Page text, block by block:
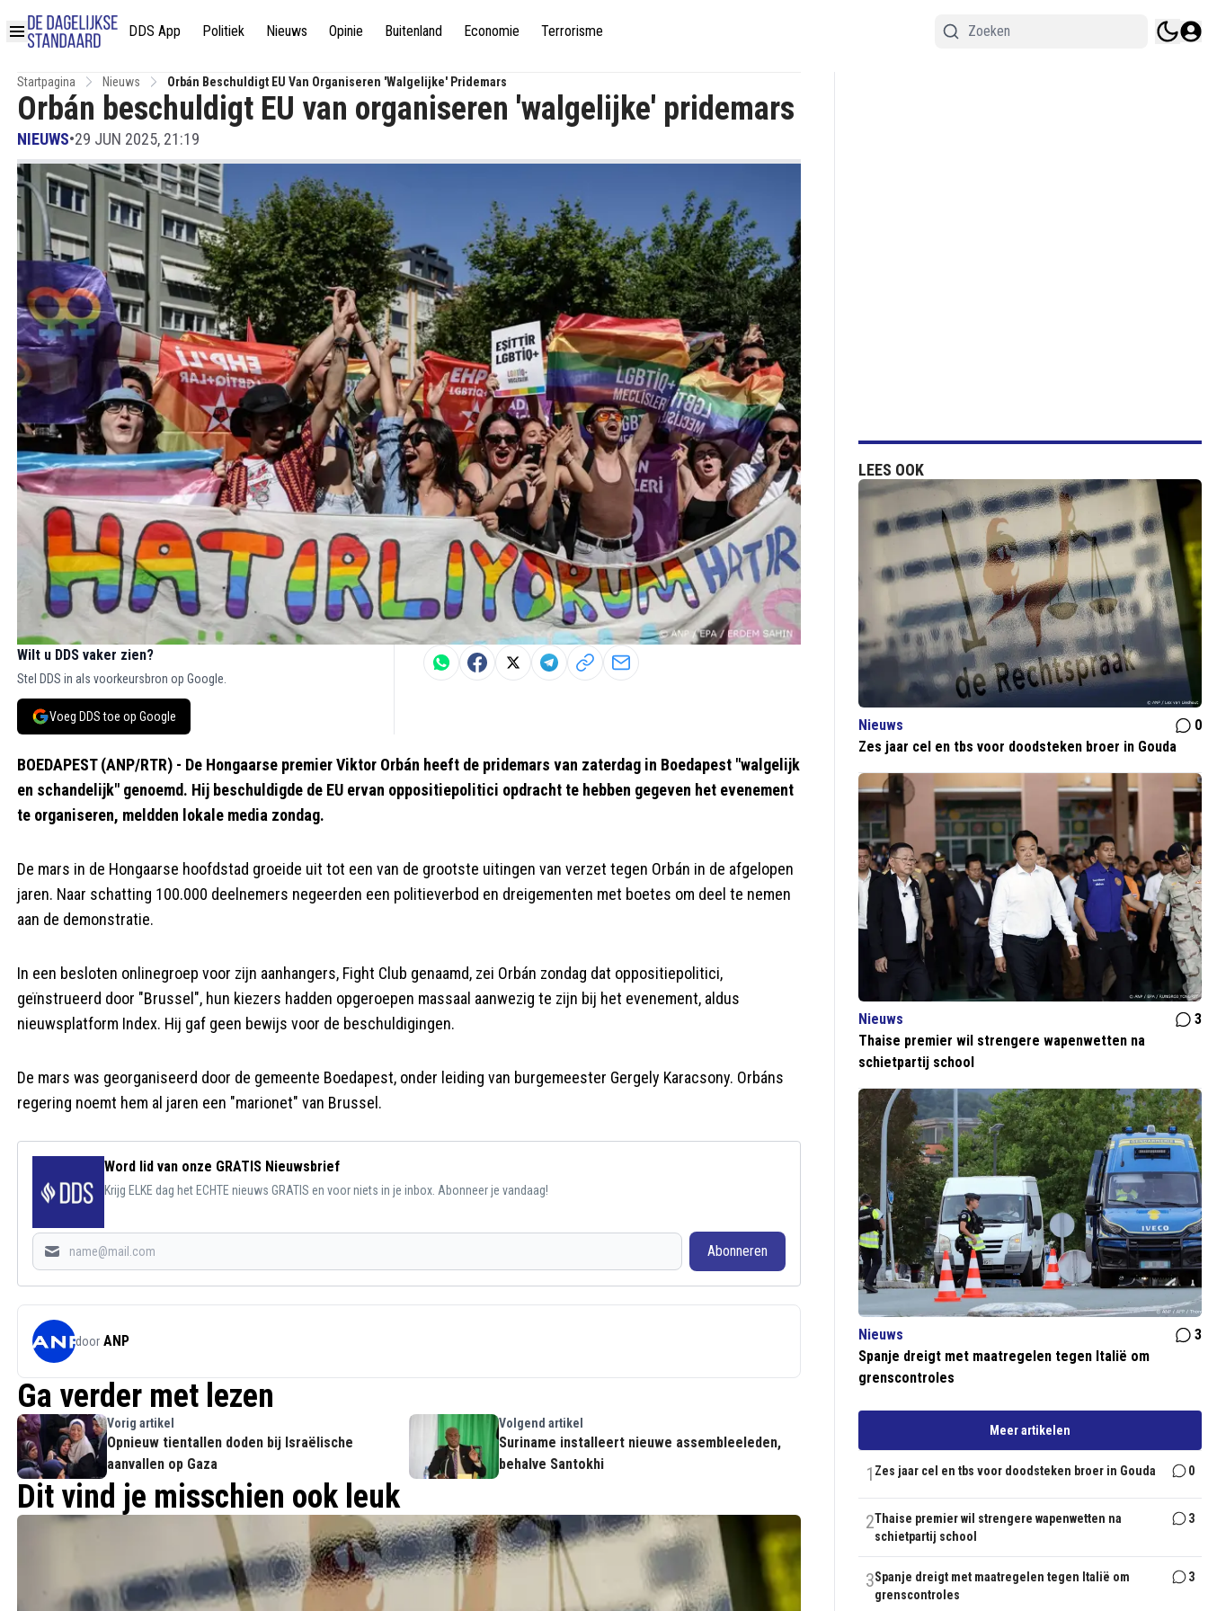
DDS App Politiek Nieuws Opinie Buitenland Economie Terrorisme
Startpagina Nieuws Orbán Beschuldigt EU Van Organiseren 'walgelijke' Pridemars
Orbán beschuldigt EU van organiseren 'walgelijke' pridemars
NIEUWS•29 JUN 2025, 21:19
Wilt u DDS vaker zien?
Stel DDS in als voorkeursbron op Google.
Voeg DDS toe op Google
BOEDAPEST (ANP/RTR) - De Hongaarse premier Viktor Orbán heeft de pridemars van zaterdag in Boedapest "walgelijk
en schandelijk" genoemd. Hij beschuldigde de EU ervan oppositiepolitici opdracht te hebben gegeven het evenement
te organiseren, meldden lokale media zondag.
De mars in de Hongaarse hoofdstad groeide uit tot een van de grootste uitingen van verzet tegen Orbán in de afgelopen
jaren. Naar schatting 100.000 deelnemers negeerden een politieverbod en dreigementen met boetes om deel te nemen
aan de demonstratie.
In een besloten onlinegroep voor zijn aanhangers, Fight Club genaamd, zei Orbán zondag dat oppositiepolitici,
geïnstrueerd door "Brussel", hun kiezers hadden opgeroepen massaal aanwezig te zijn bij het evenement, aldus
nieuwsplatform Index. Hij gaf geen bewijs voor de beschuldigingen.
De mars was georganiseerd door de gemeente Boedapest, onder leiding van burgemeester Gergely Karacsony. Orbáns
regering noemt hem al jaren een "marionet" van Brussel.
Word lid van onze GRATIS Nieuwsbrief
Krijg ELKE dag het ECHTE nieuws GRATIS en voor niets in je inbox. Abonneer je vandaag!
Abonneren
door ANP
Ga verder met lezen
Vorig artikel
Opnieuw tientallen doden bij Israëlische
aanvallen op Gaza
Volgend artikel
Suriname installeert nieuwe assembleeleden,
behalve Santokhi
Dit vind je misschien ook leuk
LEES OOK
Nieuws
0
Zes jaar cel en tbs voor doodsteken broer in Gouda
Nieuws
3
Thaise premier wil strengere wapenwetten na
schietpartij school
Nieuws
3
Spanje dreigt met maatregelen tegen Italië om
grenscontroles
Meer artikelen
1 Zes jaar cel en tbs voor doodsteken broer in Gouda 0
2Thaise premier wil strengere wapenwetten na
schietpartij school
3
3Spanje dreigt met maatregelen tegen Italië om
grenscontroles
3